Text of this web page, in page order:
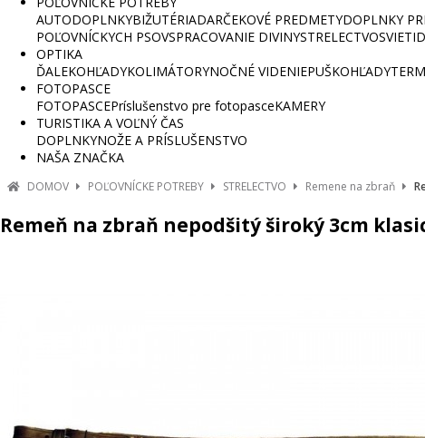
AUTODOPLNKYBIŽUTÉRIADARČEKOVÉ PREDMETYDOPLNKY
POĽOVNÍCKYCH PSOVSPRACOVANIE DIVINYSTRELECTVO
OPTIKA
ĎALEKOHĽADYKOLIMÁTORYNOČNÉ VIDENIEPUŠKOHĽADY
FOTOPASCE
FOTOPASCEPríslušenstvo pre fotopasceKAMERY
TURISTIKA A VOĽNÝ ČAS
DOPLNKYNOŽE A PRÍSLUŠENSTVO
NAŠA ZNAČKA
DOMOV POĽOVNÍCKE POTREBY STRELECTVO Remene na zbraň
Remeň na zbraň nepodšitý široký 3cm